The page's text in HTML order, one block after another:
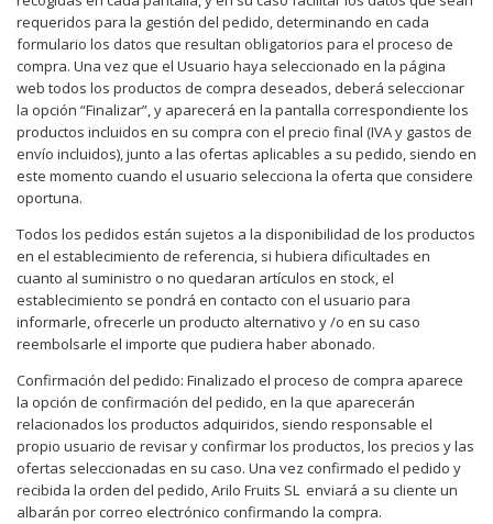
requeridos para la gestión del pedido, determinando en cada
formulario los datos que resultan obligatorios para el proceso de
compra. Una vez que el Usuario haya seleccionado en la página
web todos los productos de compra deseados, deberá seleccionar
la opción “Finalizar”, y aparecerá en la pantalla correspondiente los
productos incluidos en su compra con el precio final (IVA y gastos de
envío incluidos), junto a las ofertas aplicables a su pedido, siendo en
este momento cuando el usuario selecciona la oferta que considere
oportuna.
Todos los pedidos están sujetos a la disponibilidad de los productos
en el establecimiento de referencia, si hubiera dificultades en
cuanto al suministro o no quedaran artículos en stock, el
establecimiento se pondrá en contacto con el usuario para
informarle, ofrecerle un producto alternativo y /o en su caso
reembolsarle el importe que pudiera haber abonado.
Confirmación del pedido: Finalizado el proceso de compra aparece
la opción de confirmación del pedido, en la que aparecerán
relacionados los productos adquiridos, siendo responsable el
propio usuario de revisar y confirmar los productos, los precios y las
ofertas seleccionadas en su caso. Una vez confirmado el pedido y
recibida la orden del pedido, Arilo Fruits SL enviará a su cliente un
albarán por correo electrónico confirmando la compra.